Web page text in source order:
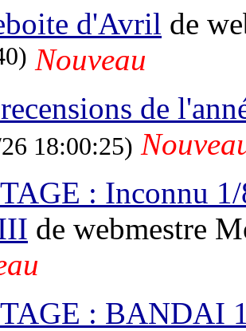
d'Avril de
Nouveau
de
18:00:25)
: Inconnu 1/
de webmestre
: BANDAI